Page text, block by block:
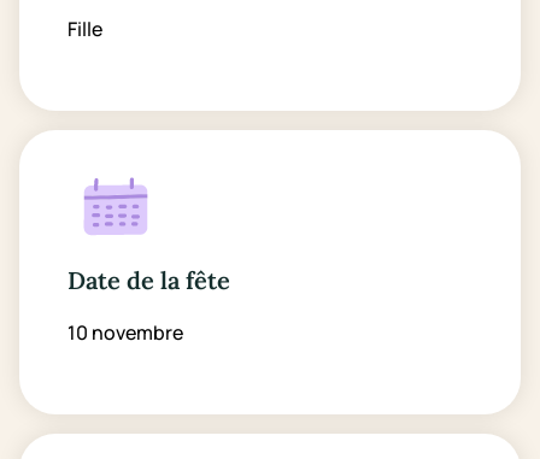
Fille
Date de la fête
10 novembre